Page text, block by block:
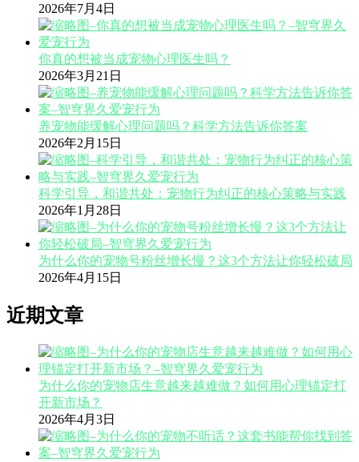
2026年7月4日
你真的想被当成宠物心理医生吗？
2026年3月21日
养宠物能缓解心理问题吗？科学方法告诉你答案
2026年2月15日
科学引导，和谐共处：宠物行为纠正的核心策略与实践
2026年1月28日
为什么你的宠物号粉丝增长慢？这3个方法让你轻松破局
2026年4月15日
近期文章
为什么你的宠物店生意越来越难做？如何用心理锚定打
开新市场？
2026年4月3日